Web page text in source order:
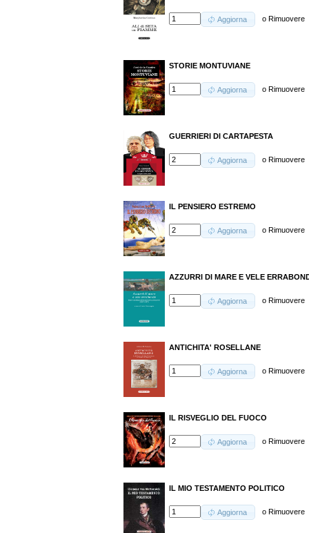
Aggiorna oRimuovere
STORIE MONTUVIANE
Aggiorna oRimuovere
GUERRIERI DI CARTAPESTA
Aggiorna oRimuovere
IL PENSIERO ESTREMO
Aggiorna oRimuovere
AZZURRI DI MARE E VELE
Aggiorna oRimuovere
ANTICHITA' ROSELLANE
Aggiorna oRimuovere
IL RISVEGLIO DEL FUOCO
Aggiorna oRimuovere
IL MIO TESTAMENTO POLITICO
Aggiorna oRimuovere